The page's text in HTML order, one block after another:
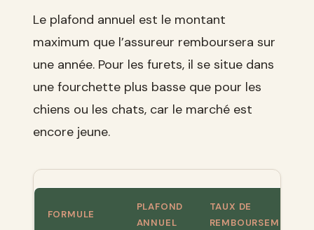
Le plafond annuel est le montant
maximum que l’assureur remboursera sur
une année. Pour les furets, il se situe dans
une fourchette plus basse que pour les
chiens ou les chats, car le marché est
encore jeune.
FORMULE
PLAFOND
ANNUEL
TAUX DE
REMBOURSEMENT